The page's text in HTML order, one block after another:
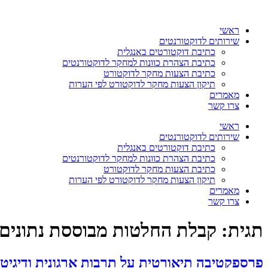
ראשי
שירותים לדוקטורנטים
כתיבת דוקטורטים באנגלית
כתיבת הצהרת כוונות למחקר לדוקטורנטים
כתיבת הצעות מחקר לדוקטורט
תיקון הצעות מחקר לדוקטורט לפי הערות
מאמרים
צרו קשר
ראשי
שירותים לדוקטורנטים
כתיבת דוקטורטים באנגלית
כתיבת הצהרת כוונות למחקר לדוקטורנטים
כתיבת הצעות מחקר לדוקטורט
תיקון הצעות מחקר לדוקטורט לפי הערות
מאמרים
צרו קשר
תגית: קבלת החלטות מבוססת נתונים
פרספקטיבה תיאורטית על תרבות ארגונית